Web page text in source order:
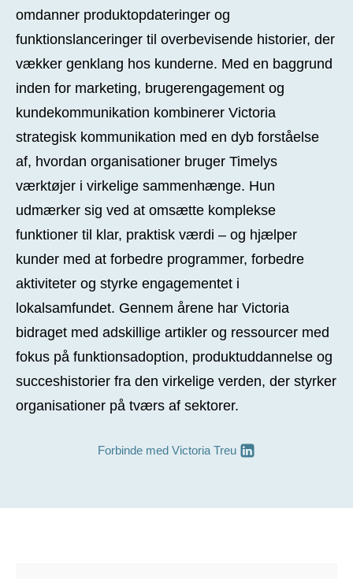
omdanner produktopdateringer og
funktionslanceringer til overbevisende historier, der
vækker genklang hos kunderne. Med en baggrund
inden for marketing, brugerengagement og
kundekommunikation kombinerer Victoria
strategisk kommunikation med en dyb forståelse
af, hvordan organisationer bruger Timelys
værktøjer i virkelige sammenhænge. Hun
udmærker sig ved at omsætte komplekse
funktioner til klar, praktisk værdi – og hjælper
kunder med at forbedre programmer, forbedre
aktiviteter og styrke engagementet i
lokalsamfundet. Gennem årene har Victoria
bidraget med adskillige artikler og ressourcer med
fokus på funktionsadoption, produktuddannelse og
succeshistorier fra den virkelige verden, der styrker
organisationer på tværs af sektorer.
Forbinde med Victoria Treu